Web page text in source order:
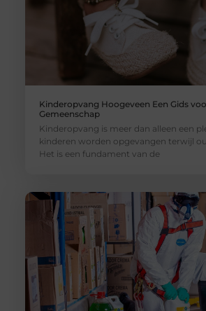
Kinderopvang Hoogeveen Een Gids
Gemeenschap
Kinderopvang is meer dan alleen een
kinderen worden opgevangen terwijl
Het is een fundament van de